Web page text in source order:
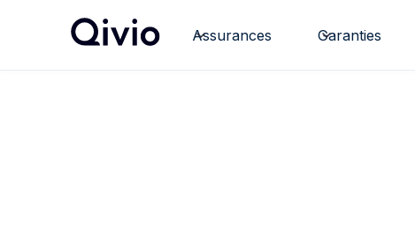
Assurances Garanties